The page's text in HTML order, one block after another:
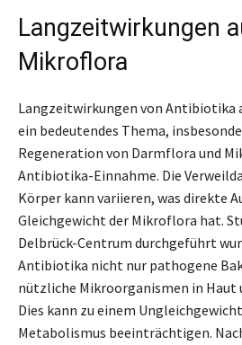
Langzeitwirkungen
Mikroflora
Langzeitwirkungen von Antibiotika
ein bedeutendes Thema,
Regeneration von Darmflora und
Antibiotika-Einnahme. Die
Körper kann variieren, was direkte
Gleichgewicht der Mikroflora hat.
Delbrück-Centrum durchgeführt
Antibiotika nicht nur pathogene
nützliche Mikroorganismen in Haut
Dies kann zu einem
Metabolismus beeinträchtigen.